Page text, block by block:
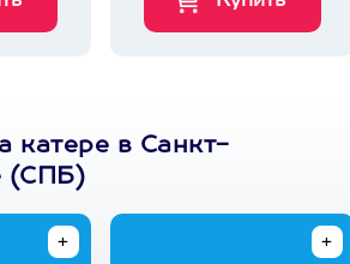
катере в Санкт-
(СПБ)